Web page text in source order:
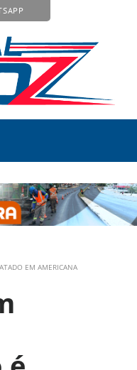
EM AMERICANA